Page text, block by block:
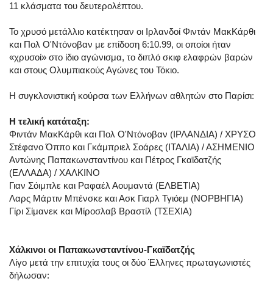
11 κλάσματα του δευτερολέπτου.
Το χρυσό μετάλλιο κατέκτησαν οι Ιρλανδοί Φιντάν ΜακΚάρθι
και Πολ Ο'Ντόνοβαν με επίδοση 6:10.99, οι οποίοι ήταν
«χρυσοί» στο ίδιο αγώνισμα, το διπλό σκιφ ελαφρών βαρών
και στους Ολυμπιακούς Αγώνες του Τόκιο.
Η συγκλονιστική κούρσα των Ελλήνων αθλητών στο Παρίσι:
Η τελική κατάταξη:
Φιντάν ΜακΚάρθι και Πολ Ο'Ντόνοβαν (ΙΡΛΑΝΔΙΑ) / ΧΡΥΣΟ
Στέφανο Όππο και Γκάμπριελ Σοάρες (ΙΤΑΛΙΑ) / ΑΣΗΜΕΝΙΟ
Αντώνης Παπακωνσταντίνου και Πέτρος Γκαϊδατζής
(ΕΛΛΑΔΑ) / ΧΑΛΚΙΝΟ
Γιαν Σόιμπλε και Ραφαέλ Αουμαντά (ΕΛΒΕΤΙΑ)
Λαρς Μάρτιν Μπένσκε και Ασκ Γιαρλ Τγιόεμ (ΝΟΡΒΗΓΙΑ)
Γίρι Σίμανεκ και Μίροσλαβ Βραστίλ (ΤΣΕΧΙΑ)
Χάλκινοι οι Παπακωνσταντίνου-Γκαϊδατζής
Λίγο μετά την επιτυχία τους οι δύο Έλληνες πρωταγωνιστές
δήλωσαν: